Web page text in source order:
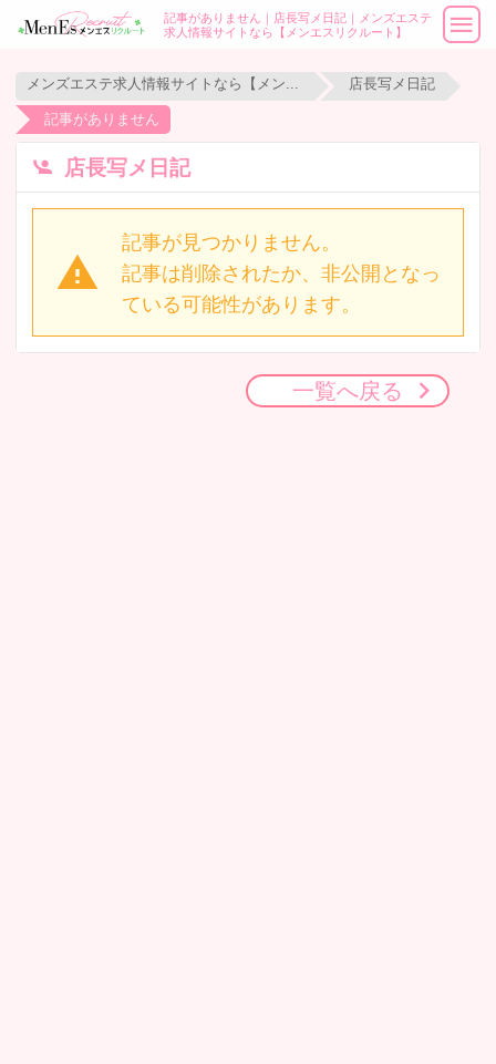
記事がありません｜店長写メ日記｜メンズエステ
求人情報サイトなら【メンエスリクルート】
店長写メ日記
記事がありません
店長写メ日記
記事が見つかりません。
記事は削除されたか、非公開となっ
ている可能性があります。
一覧へ戻る